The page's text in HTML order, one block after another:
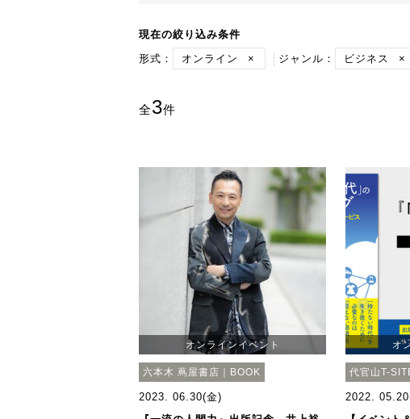
現在の絞り込み条件
形式：
オンライン × ジャンル： ビジネス ×
全3件
オンラインイベント
六本木 蔦屋書店｜BOOK
2023. 06.30(金)
オ
代官山T-
2022.